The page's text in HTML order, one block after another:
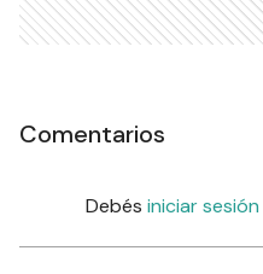
Comentarios
Debés iniciar sesión